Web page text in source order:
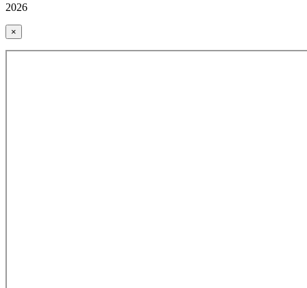
2026
×